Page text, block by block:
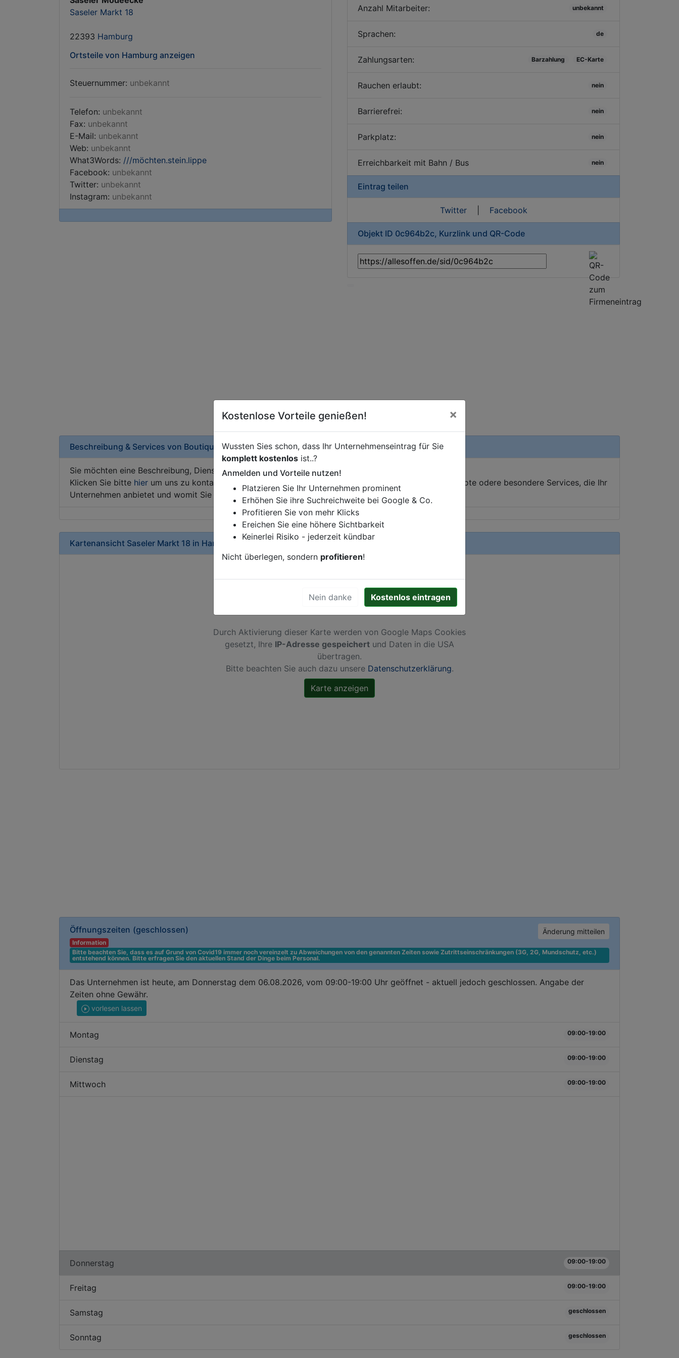
Saseler Markt 18
22393 Hamburg
Ortsteile von Hamburg anzeigen
Steuernummer: unbekannt
Telefon: unbekannt
Fax: unbekannt
E-Mail: unbekannt
Web: unbekannt
What3Words: ///möchten.stein.lippe
Facebook: unbekannt
Twitter: unbekannt
Instagram: unbekannt
Öffnungszeiten (geschlossen) Änderung mitteilen
Information
Bitte beachten Sie, dass es auf Grund von Covid19 immer noch vereinzelt zu Abweichungen von den genannten Zeiten sowie Zutrittseinschränkungen (3G, 2G, Mundschutz, etc.)
entstehend können. Bitte erfragen Sie den aktuellen Stand der Dinge beim Personal.
Das Unternehmen ist heute, am Donnerstag dem 06.08.2026, vom 09:00-19:00 Uhr geöffnet - aktuell jedoch geschlossen. Angabe der
Zeiten ohne Gewähr.
vorlesen lassen
Montag 09:00-19:00
Dienstag 09:00-19:00
Mittwoch 09:00-19:00
Donnerstag 09:00-19:00
Freitag 09:00-19:00
Samstag geschlossen
Sonntag geschlossen
Anzahl Mitarbeiter: unbekannt
Sprachen: de
Zahlungsarten: Barzahlung EC-Karte
Rauchen erlaubt: nein
Barrierefrei: nein
Parkplatz: nein
Erreichbarkeit mit Bahn / Bus nein
Eintrag teilen
Twitter| Facebook
Objekt ID 0c964b2c, Kurzlink und QR-Code
Beschreibung & Services von Boutique-Modeladen
Sie möchten eine Beschreibung, Dienstleistung oder andere relevante Informationen hinzufügen?
Klicken Sie bitte hier um uns zu kontaktieren. Gerne erweitern wir Ihren Firmeneintrag um Sonderangebote odere besondere Services, die Ihr
Unternehmen anbietet und womit Sie sich von Ihren Wettbewerbern abheben.
Kartenansicht Saseler Markt 18 in Hamburg
Durch Aktivierung dieser Karte werden von Google Maps Cookies
gesetzt, Ihre IP-Adresse gespeichert und Daten in die USA
übertragen.
Bitte beachten Sie auch dazu unsere Datenschutzerklärung.
Kostenlose Vorteile genießen! ×
Wussten Sies schon, dass Ihr Unternehmenseintrag für Sie
komplett kostenlos ist..?
Anmelden und Vorteile nutzen!
Platzieren Sie Ihr Unternehmen prominent
Erhöhen Sie ihre Suchreichweite bei Google & Co.
Profitieren Sie von mehr Klicks
Ereichen Sie eine höhere Sichtbarkeit
Keinerlei Risiko - jederzeit kündbar
Nicht überlegen, sondern profitieren!
Nein danke Kostenlos eintragen